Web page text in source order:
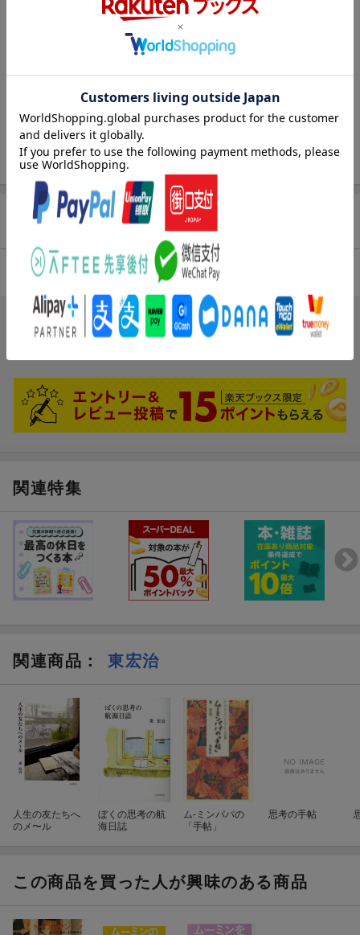
法について／さし絵と地図の愉しみ ほか）
著者情報（「BOOK」データベースより）
フランス文学者。１９４３年生まれ。京都大学文学部フランス語
学フランス文学専攻を卒業後、同大学院博士課程修了。同志社大
学教授（本データはこの書籍が刊行された当時に掲載されていた
ものです）
商品レビュー（5件）
総合評価：
ブックスのレビュー
関連特集
関連商品 ： 東宏治
人生の友たちへ
のメ〜ル
ぼくの思考の航
海日誌
ム-ミンパパの
「手帖」
思考の手帖
この商品を買った人が興味のある商品